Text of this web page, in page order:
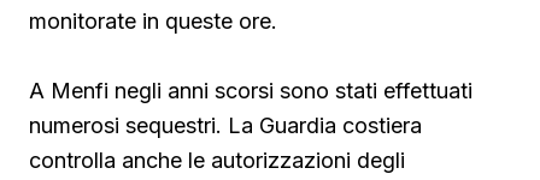
monitorate in queste ore.
A Menfi negli anni scorsi sono stati effettuati
numerosi sequestri. La Guardia costiera
controlla anche le autorizzazioni degli